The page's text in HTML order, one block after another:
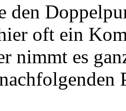
den
oft ein
nimmt es